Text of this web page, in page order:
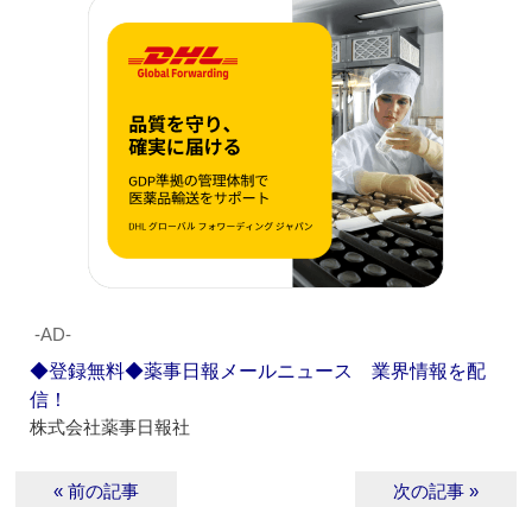
‐AD‐
◆登録無料◆薬事日報メールニュース 業界情報を配
信！
株式会社薬事日報社
« 前の記事 次の記事 »